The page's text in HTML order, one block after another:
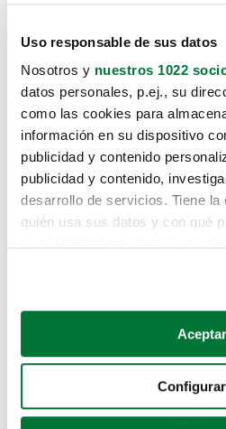
Uso responsable de sus datos
Nosotros y nuestros 1022
datos personales, p.ej., su
como las cookies para
información en su dispositivo
publicidad y contenido
publicidad y contenido,
desarrollo de servicios. Tiene la
quién usa sus datos y con qué
Si lo permite, también
Recopilar información
Identificar su dispositivo
para buscar
Aceptar
Configurar
Lo sentimos, no
te hemos traido
Pero puedes encontrar el
buscando en alguno de
Coches de segunda mano
Coches de km0